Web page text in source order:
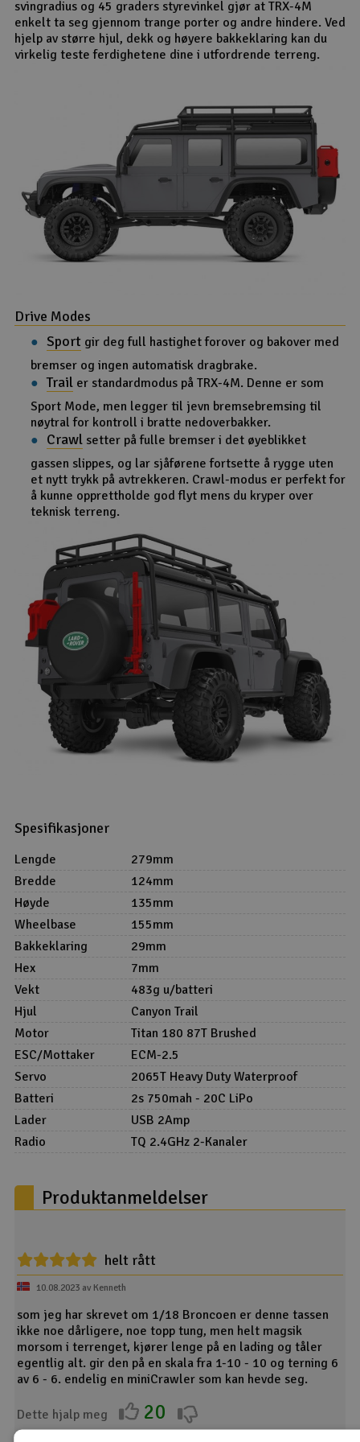
svingradius og 45 graders styrevinkel gjør at TRX-4M
enkelt ta seg gjennom trange porter og andre hindere. Ved
hjelp av større hjul, dekk og høyere bakkeklaring kan du
virkelig teste ferdighetene dine i utfordrende terreng.
Drive Modes
Sport gir deg full hastighet forover og bakover med
bremser og ingen automatisk dragbrake.
Trail er standardmodus på TRX-4M. Denne er som
Sport Mode, men legger til jevn bremsebremsing til
nøytral for kontroll i bratte nedoverbakker.
Crawl setter på fulle bremser i det øyeblikket
gassen slippes, og lar sjåførene fortsette å rygge uten
et nytt trykk på avtrekkeren. Crawl-modus er perfekt for
å kunne opprettholde god flyt mens du kryper over
teknisk terreng.
Spesifikasjoner
Lengde
279mm
Bredde
124mm
Høyde
135mm
Wheelbase
155mm
Bakkeklaring
29mm
Hex
7mm
Vekt
483g u/batteri
Hjul
Canyon Trail
Motor
Titan 180 87T Brushed
ESC/Mottaker
ECM-2.5
Servo
2065T Heavy Duty Waterproof
Batteri
2s 750mah - 20C LiPo
Lader
USB 2Amp
Radio
TQ 2.4GHz 2-Kanaler
Produktanmeldelser
helt rått
10.08.2023 av Kenneth
som jeg har skrevet om 1/18 Broncoen er denne tassen
ikke noe dårligere, noe topp tung, men helt magsik
morsom i terrenget, kjører lenge på en lading og tåler
egentlig alt. gir den på en skala fra 1-10 - 10 og terning 6
av 6 - 6. endelig en miniCrawler som kan hevde seg.
Dette hjalp meg 20